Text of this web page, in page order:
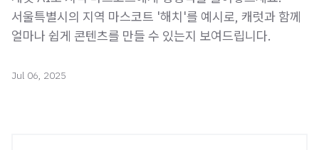
서울특별시의 지역 마스코트 '해치'를 예시로, 캐럿과 함께
얼마나 쉽게 콘텐츠를 만들 수 있는지 보여드립니다.
Jul 06, 2025